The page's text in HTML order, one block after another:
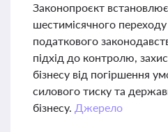
Законопроєкт
шестимісячного
податкового
підхід до контролю,
бізнесу від погіршення
силового тиску та
бізнесу. Джерело